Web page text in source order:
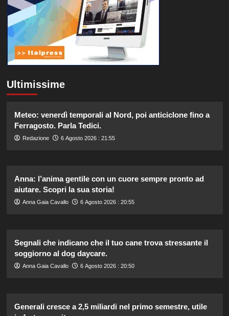
Ultimissime
Meteo: venerdì temporali al Nord, poi anticiclone fino a
Ferragosto. Parla Tedici.
Redazione 6 Agosto 2026 : 21:55
Anna: l’anima gentile con un cuore sempre pronto ad
aiutare. Scopri la sua storia!
Anna Gaia Cavallo 6 Agosto 2026 : 20:55
Segnali che indicano che il tuo cane trova stressante il
soggiorno al dog daycare.
Anna Gaia Cavallo 6 Agosto 2026 : 20:50
Generali cresce a 2,5 miliardi nel primo semestre, utile